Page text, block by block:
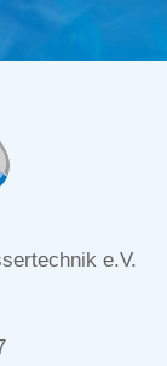
e.V.